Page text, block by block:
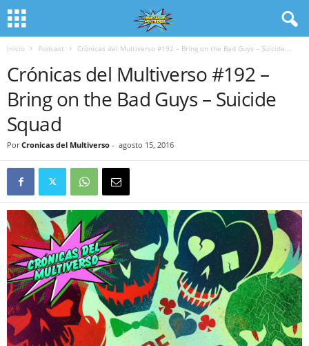
Inicio Podcast Crónicas del Multiverso #192 – Bring on the Bad Guys – Suicide...
Crónicas del Multiverso #192 –
Bring on the Bad Guys – Suicide
Squad
Por Cronicas del Multiverso - agosto 15, 2016